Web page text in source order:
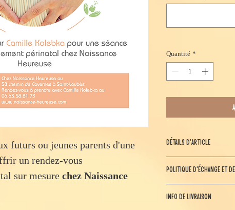
futurs ou jeunes parents d'une
un rendez-vous
sur mesure chez Naissance
Quantité *
DÉTAILS D'ARTICLE
A offrir ou à s'offrir,
téléphone
fonction pour un
POLITIQUE D'ÉCHANGE ET
et doivent être
INFO DE LIVRAISON